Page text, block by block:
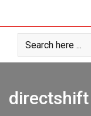
content